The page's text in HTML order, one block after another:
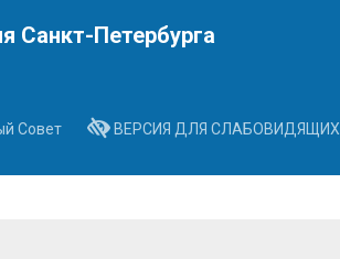
Санкт-Петербурга
Совет ВЕРСИЯ ДЛЯ СЛАБОВИДЯЩИХ